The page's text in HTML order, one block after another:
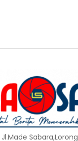
Jl.Made Sabara,Lorong